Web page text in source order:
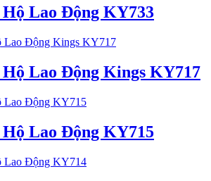
Lao Động KY733
Lao Động Kings KY717
Lao Động KY715